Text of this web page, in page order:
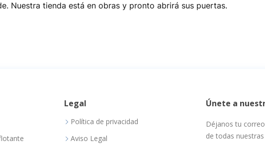
Nuestra tienda está en obras y pronto abrirá sus puertas.
Legal
Política de privacidad
Aviso Legal
Únete a
Déjanos tu
de todas